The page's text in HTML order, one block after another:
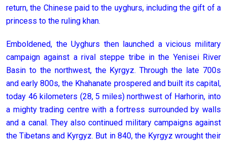
return, the Chinese paid to the uyghurs, including the gift of a
princess to the ruling khan.
Emboldened, the Uyghurs then launched a vicious military
campaign against a rival steppe tribe in the Yenisei River
Basin to the northwest, the Kyrgyz. Through the late 700s
and early 800s, the Khahanate prospered and built its capital,
today 46 kilometers (28, 5 miles) northwest of Harhorin, into
a mighty trading centre with a fortress surrounded by walls
and a canal. They also continued military campaigns against
the Tibetans and Kyrgyz. But in 840, the Kyrgyz wrought their